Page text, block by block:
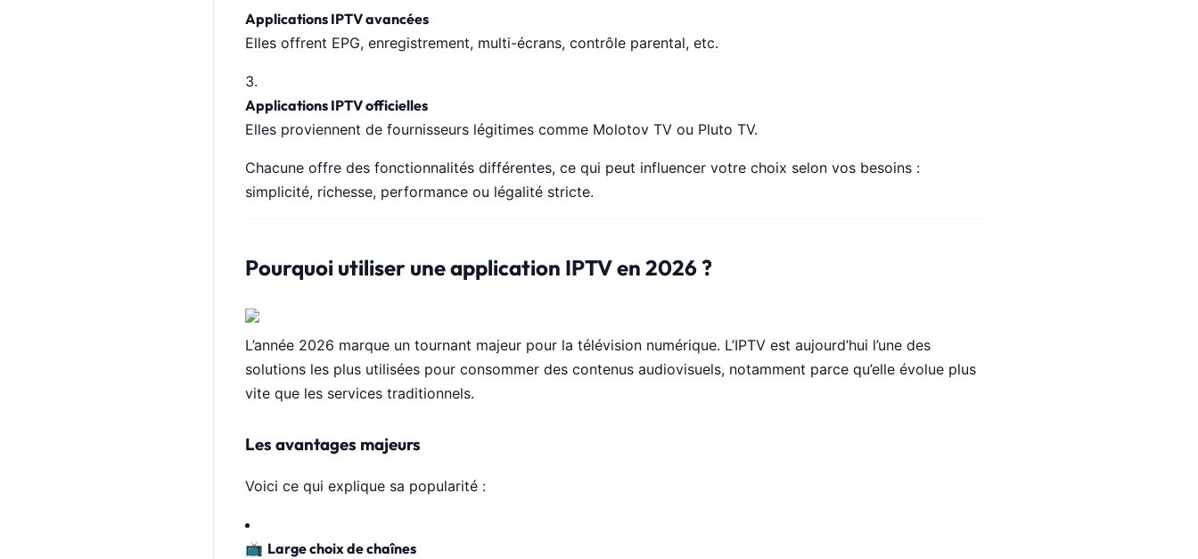
Applications IPTV avancées
Elles offrent EPG, enregistrement, multi-écrans, contrôle parental, etc.
Applications IPTV officielles
Elles proviennent de fournisseurs légitimes comme Molotov TV ou Pluto TV.
Chacune offre des fonctionnalités différentes, ce qui peut influencer votre choix selon vos besoins :
simplicité, richesse, performance ou légalité stricte.
Pourquoi utiliser une application IPTV en 2026 ?
L’année 2026 marque un tournant majeur pour la télévision numérique. L’IPTV est aujourd’hui l’une des
solutions les plus utilisées pour consommer des contenus audiovisuels, notamment parce qu’elle évolue plus
vite que les services traditionnels.
Les avantages majeurs
Voici ce qui explique sa popularité :
📺 Large choix de chaînes